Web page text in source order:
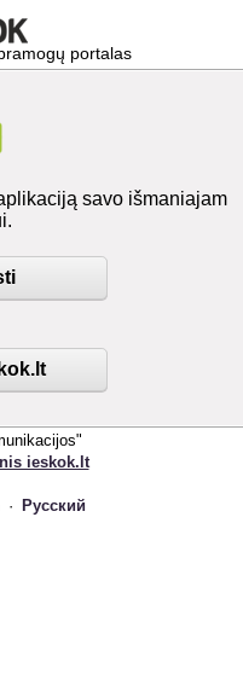
portalas
savo išmaniajam
ieskok.lt
· Русский